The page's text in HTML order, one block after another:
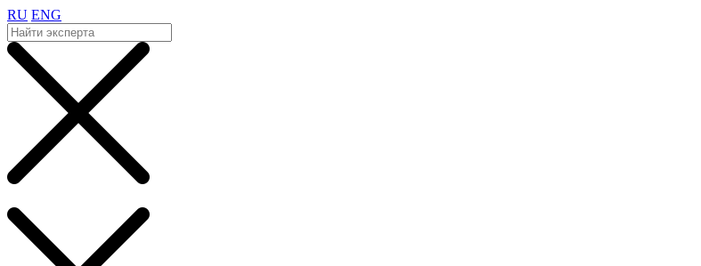
RU ENG